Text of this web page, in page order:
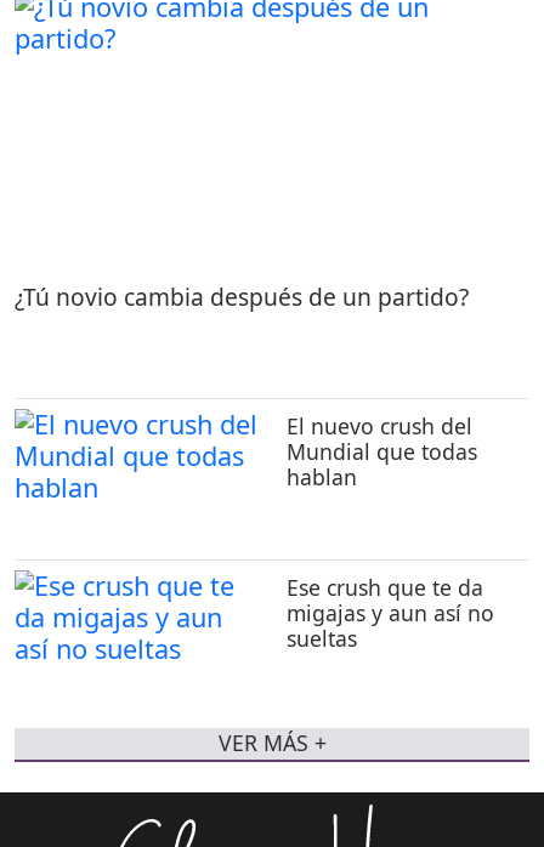
¿Tú novio cambia después de un partido?
El nuevo crush del
Mundial que todas
hablan
Ese crush que te da
migajas y aun así no
sueltas
VER MÁS +